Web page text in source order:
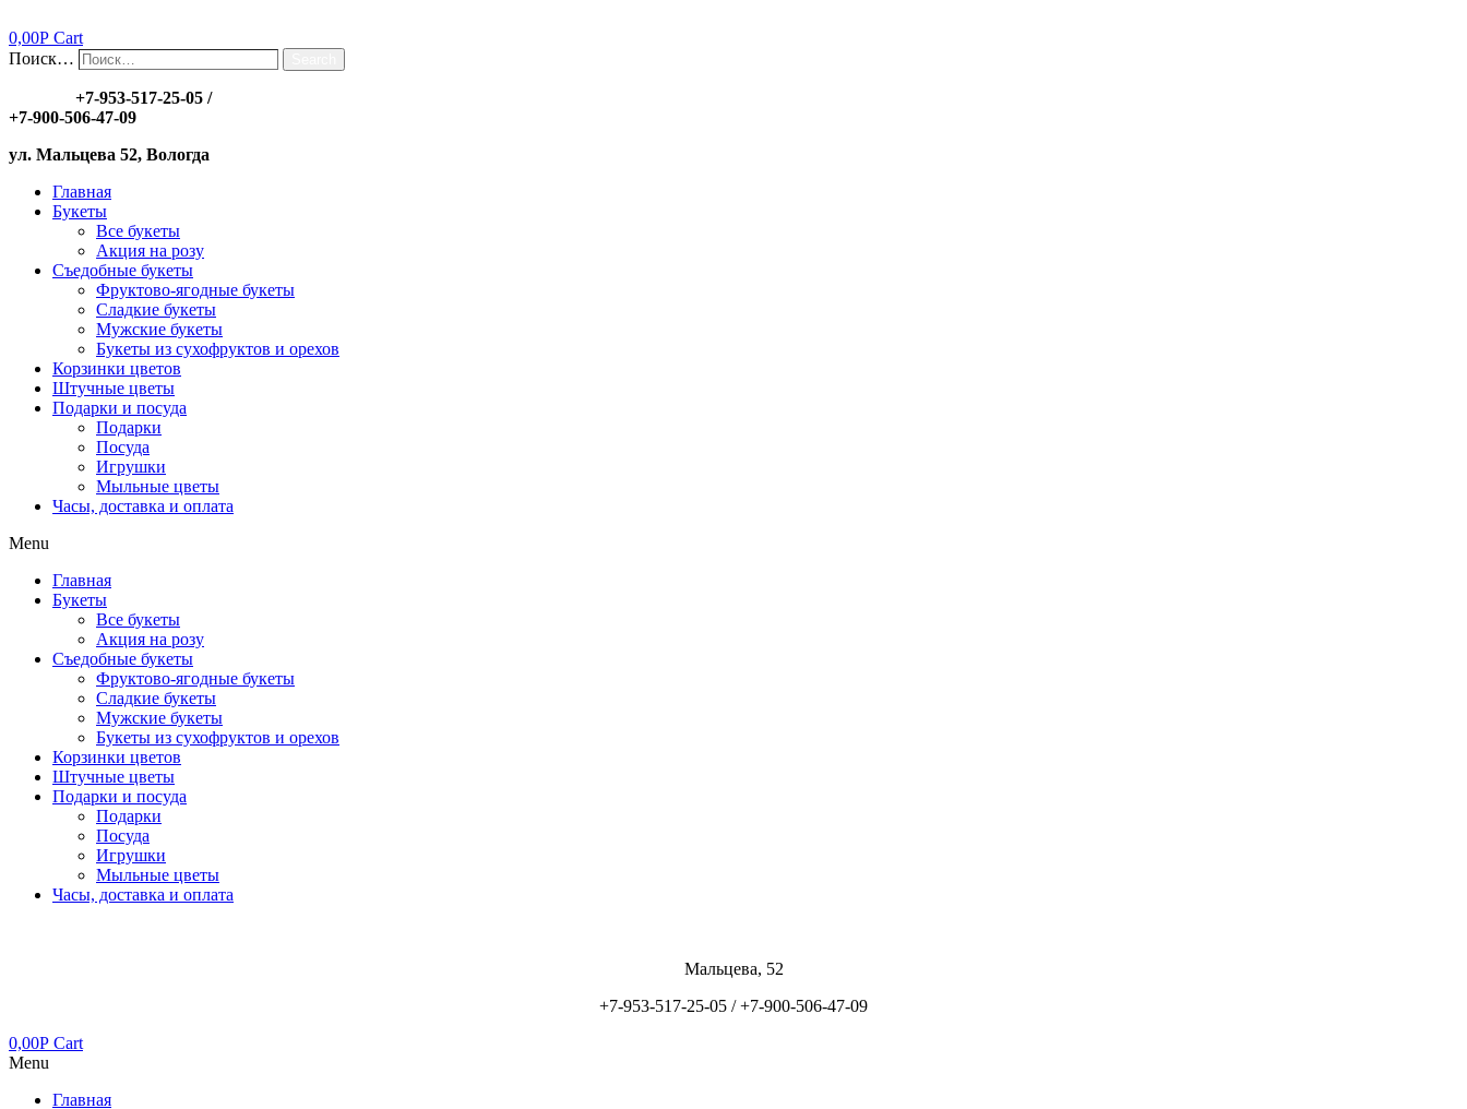
0,00Р Cart
Поиск…
+7-953-517-25-05 /
+7-900-506-47-09
ул. Мальцева 52, Вологда
Главная
Букеты
Все букеты
Акция на розу
Съедобные букеты
Фруктово-ягодные букеты
Сладкие букеты
Мужские букеты
Букеты из сухофруктов и орехов
Корзинки цветов
Штучные цветы
Подарки и посуда
Подарки
Посуда
Игрушки
Мыльные цветы
Часы, доставка и оплата
Menu
Главная
Букеты
Все букеты
Акция на розу
Съедобные букеты
Фруктово-ягодные букеты
Сладкие букеты
Мужские букеты
Букеты из сухофруктов и орехов
Корзинки цветов
Штучные цветы
Подарки и посуда
Подарки
Посуда
Игрушки
Мыльные цветы
Часы, доставка и оплата
Мальцева, 52
+7-953-517-25-05 /+7-900-506-47-09
0,00Р Cart
Menu
Главная